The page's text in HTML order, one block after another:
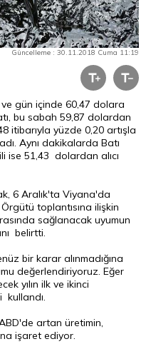
Güncelleme : 30.11.2018 Cuma 11:19
gün içinde 60,47 dolara
bu sabah 59,87 dolardan
itibarıyla yüzde 0,20 artışla
Aynı dakikalarda Batı
ise 51,43 dolardan alıcı
6 Aralık'ta Viyana'da
toplantısına ilişkin
sağlanacak uyumun
belirtti.
bir karar alınmadığına
değerlendiriyoruz. Eğer
yılın ilk ve ikinci
kullandı.
artan üretimin,
işaret ediyor.